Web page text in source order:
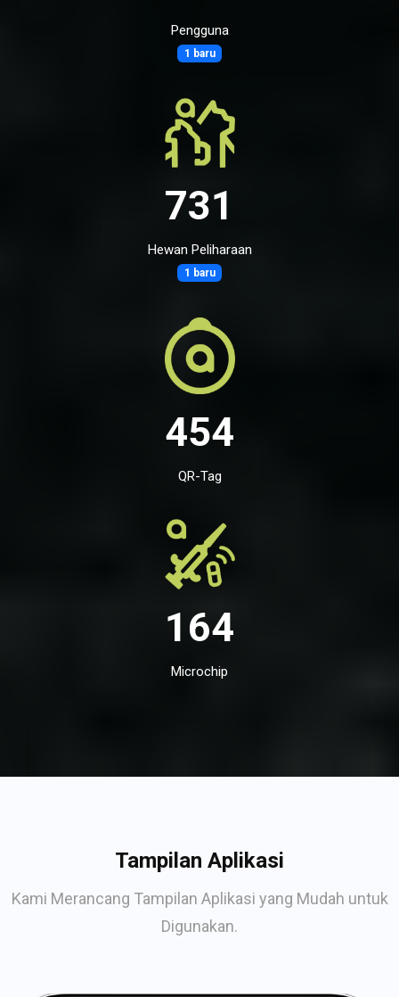
Pengguna
1 baru
731
Hewan Peliharaan
1 baru
454
QR-Tag
164
Microchip
Tampilan Aplikasi
Kami Merancang Tampilan Aplikasi yang Mudah untuk
Digunakan.